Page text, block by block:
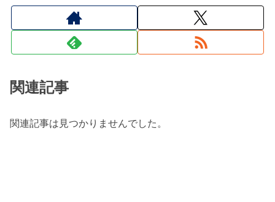
関連記事
関連記事は見つかりませんでした。